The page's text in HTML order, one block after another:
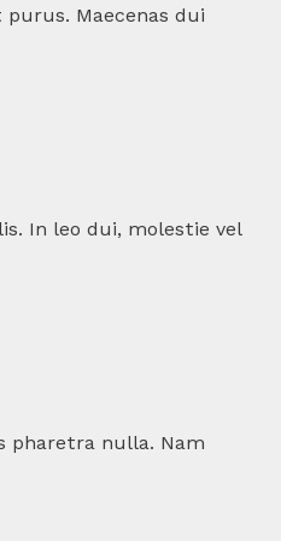
Maecenas dui
In leo dui, molestie vel
pharetra nulla. Nam